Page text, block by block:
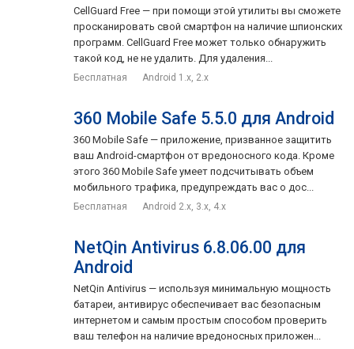
CellGuard Free — при помощи этой утилиты вы сможете
просканировать свой смартфон на наличие шпионских
программ. CellGuard Free может только обнаружить
такой код, не не удалить. Для удаления...
Бесплатная Android 1.x, 2.x
360 Mobile Safe 5.5.0 для Android
360 Mobile Safe — приложение, призванное защитить
ваш Android-смартфон от вредоносного кода. Кроме
этого 360 Mobile Safe умеет подсчитывать объем
мобильного трафика, предупреждать вас о дос...
Бесплатная Android 2.x, 3.x, 4.x
NetQin Antivirus 6.8.06.00 для
Android
NetQin Antivirus — используя минимальную мощность
батареи, антивирус обеспечивает вас безопасным
интернетом и самым простым способом проверить
ваш телефон на наличие вредоносных приложен...